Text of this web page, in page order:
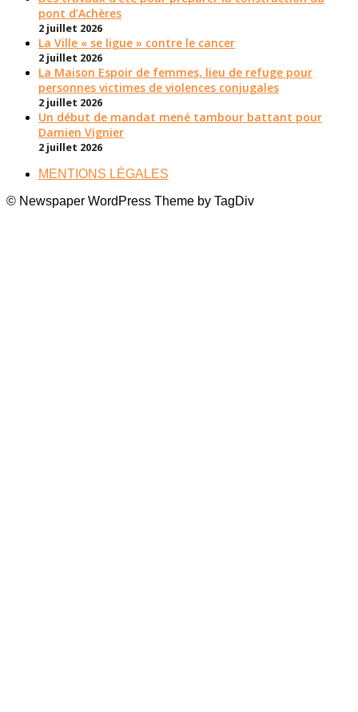
pont d’Achères
2 juillet 2026
La Ville « se ligue » contre le cancer
2 juillet 2026
La Maison Espoir de femmes, lieu de refuge pour
personnes victimes de violences conjugales
2 juillet 2026
Un début de mandat mené tambour battant pour
Damien Vignier
2 juillet 2026
MENTIONS LÉGALES
© Newspaper WordPress Theme by TagDiv